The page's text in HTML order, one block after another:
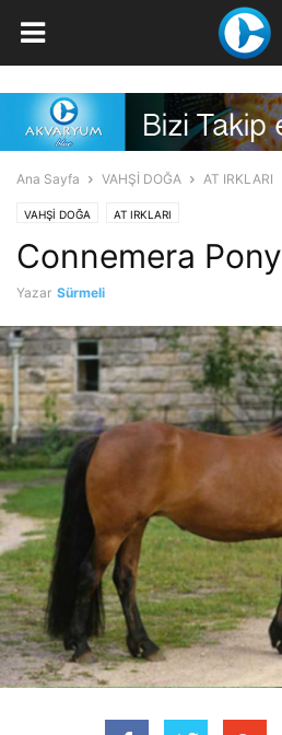
Ana Sayfa VAHŞİ DOĞA AT IRKLARI
VAHŞİ DOĞA AT IRKLARI
Connemera Pony
Yazar Sürmeli